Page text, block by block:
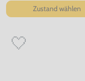
Zustand wählen